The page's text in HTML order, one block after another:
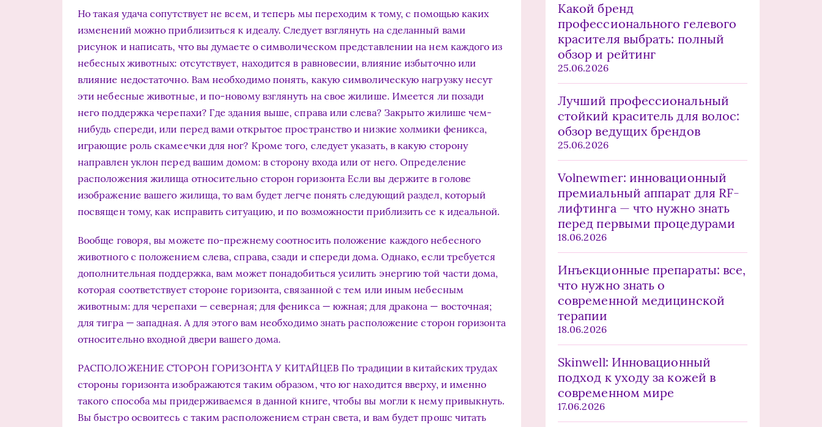
Но такая удача сопутствует не всем, и теперь мы переходим к тому, с помощью каких
изменений можно приблизиться к идеалу. Следует взглянуть на сделанный вами
рисунок и написать, что вы думаете о символическом представлении на нем каждого из
небесных животных: отсутствует, находится в равновесии, влияние избыточно или
влияние недостаточно. Вам необходимо понять, какую символическую нагрузку несут
эти небесные животные, и по-новому взглянуть на свое жилише. Имеется ли позади
него поддержка черепахи? Где здания выше, справа или слева? Закрыто жилише чем-
нибудь спереди, или перед вами открытое пространство и низкие холмики феникса,
играющие роль скамеечки для ног? Кроме того, следует указать, в какую сторону
направлен уклон перед вашим домом: в сторону входа или от него. Определение
расположения жилища относительно сторон горизонта Если вы держите в голове
изображение вашего жилища, то вам будет легче понять следующий раздел, который
посвящен тому, как исправить ситуацию, и по возможности приблизить се к идеальной.
Вообще говоря, вы можете по-прежнему соотносить положение каждого небесного
животного с положением слева, справа, сзади и спереди дома. Однако, если требуется
дополнительная поддержка, вам может понадобиться усилить энергию той части дома,
которая соответствует стороне горизонта, связанной с тем или иным небесным
животным: для черепахи — северная; для феникса — южная; для дракона — восточная;
для тигра — западная. А для этого вам необходимо знать расположение сторон горизонта
относительно входной двери вашего дома.
РАСПОЛОЖЕНИЕ СТОРОН ГОРИЗОНТА У КИТАЙЦЕВ По традиции в китайских трудах
стороны горизонта изображаются таким образом, что юг находится вверху, и именно
такого способа мы придерживаемся в данной книге, чтобы вы могли к нему привыкнуть.
Вы быстро освоитесь с таким расположением стран света, и вам будет прошс читать
Какой бренд
профессионального гелевого
красителя выбрать: полный
обзор и рейтинг
25.06.2026
Лучший профессиональный
стойкий краситель для волос:
обзор ведущих брендов
25.06.2026
Volnewmer: инновационный
премиальный аппарат для RF-
лифтинга — что нужно знать
перед первыми процедурами
18.06.2026
Инъекционные препараты: все,
что нужно знать о
современной медицинской
терапии
18.06.2026
Skinwell: Инновационный
подход к уходу за кожей в
современном мире
17.06.2026